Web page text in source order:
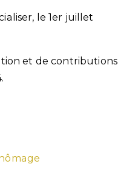
le 1er juillet
et de contributions